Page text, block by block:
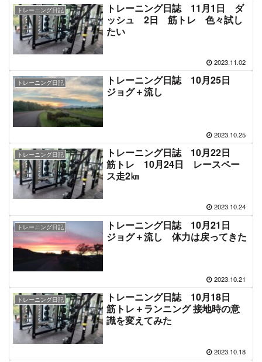
トレーニング日記
トレーニング日誌 11月1日 ダ
ッシュ 2日 筋トレ 色々試し
たい
2023.11.02
トレーニング日記
トレーニング日誌 10月25日
ジョグ＋流し
2023.10.25
トレーニング日記
トレーニング日誌 10月22日
筋トレ 10月24日 レースペー
ス走2㎞
2023.10.24
トレーニング日記
トレーニング日誌 10月21日
ジョグ＋流し 体力は戻ってきた
2023.10.21
トレーニング日記
トレーニング日誌 10月18日
筋トレ＋ランニング 接地時の意
識を変えてみた
2023.10.18